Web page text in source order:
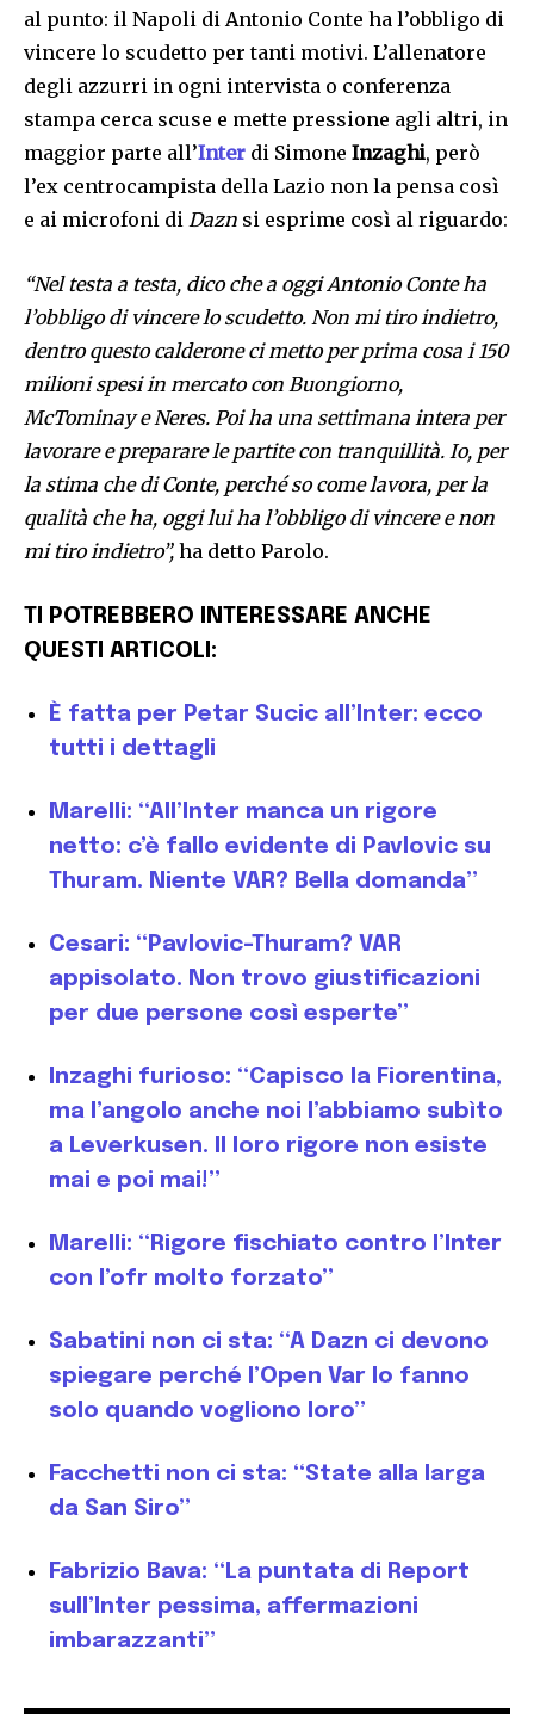
al punto: il Napoli di Antonio Conte ha l’obbligo di
vincere lo scudetto per tanti motivi. L’allenatore
degli azzurri in ogni intervista o conferenza
stampa cerca scuse e mette pressione agli altri, in
maggior parte all’Inter di Simone Inzaghi, però
l’ex centrocampista della Lazio non la pensa così
e ai microfoni di Dazn si esprime così al riguardo:
“Nel testa a testa, dico che a oggi Antonio Conte ha
l’obbligo di vincere lo scudetto. Non mi tiro indietro,
dentro questo calderone ci metto per prima cosa i 150
milioni spesi in mercato con Buongiorno,
McTominay e Neres. Poi ha una settimana intera per
lavorare e preparare le partite con tranquillità. Io, per
la stima che di Conte, perché so come lavora, per la
qualità che ha, oggi lui ha l’obbligo di vincere e non
mi tiro indietro”, ha detto Parolo.
TI POTREBBERO INTERESSARE ANCHE
QUESTI ARTICOLI:
È fatta per Petar Sucic all’Inter: ecco
tutti i dettagli
Marelli: “All’Inter manca un rigore
netto: c’è fallo evidente di Pavlovic su
Thuram. Niente VAR? Bella domanda”
Cesari: “Pavlovic-Thuram? VAR
appisolato. Non trovo giustificazioni
per due persone così esperte”
Inzaghi furioso: “Capisco la Fiorentina,
ma l’angolo anche noi l’abbiamo subìto
a Leverkusen. Il loro rigore non esiste
mai e poi mai!”
Marelli: “Rigore fischiato contro l’Inter
con l’ofr molto forzato”
Sabatini non ci sta: “A Dazn ci devono
spiegare perché l’Open Var lo fanno
solo quando vogliono loro”
Facchetti non ci sta: “State alla larga
da San Siro”
Fabrizio Bava: “La puntata di Report
sull’Inter pessima, affermazioni
imbarazzanti”